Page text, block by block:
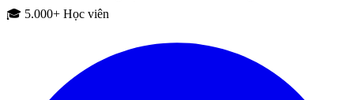
🎓 5.000+ Học viên